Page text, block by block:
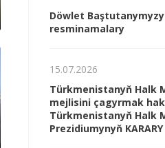
Döwlet
resminamalary
15.07.2026
Türkmenistanyň Halk
mejlisini çagyrmak
Türkmenistanyň Halk
Prezidiumynyň KARARY